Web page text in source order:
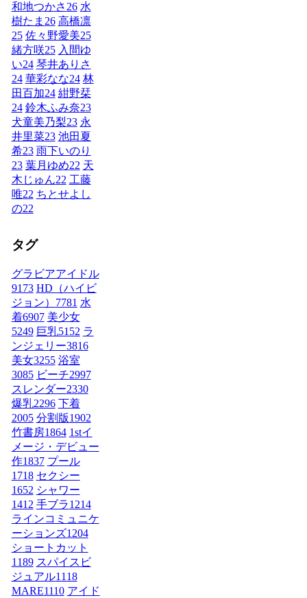
和地つかさ26 水
樹たま 26 高橋凛
25 佐々野愛美25
緒方咲25 入間ゆ
い24 琴井ありさ
24 華彩なな24 林
田百加24 紺野栞
24 鈴木ふみ奈23
犬童美乃梨23 永
井里菜23 池田夏
希23 雨下いのり
23 葉月ゆめ22 天
木じゅん22 工藤
唯22 ちとせよし
の22
タグ
グラビアアイドル
9173 HD（ハイビ
ジョン） 7781 水
着6907 美少女
5249 巨乳5152 ラ
ンジェリー3816
美女3255 浴室
3085 ビーチ2997
スレンダー2330
爆乳2296 下着
2005 分割版1902
竹書房1864 1stイ
メージ・デビュー
作1837 プール
1718 セクシー
1652 シャワー
1412 手ブラ1214
ラインコミュニケ
ーションズ1204
ショートカット
1189 スパイスビ
ジュアル1118
MARE1110 アイド